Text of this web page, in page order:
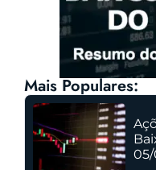
Mais Populares: